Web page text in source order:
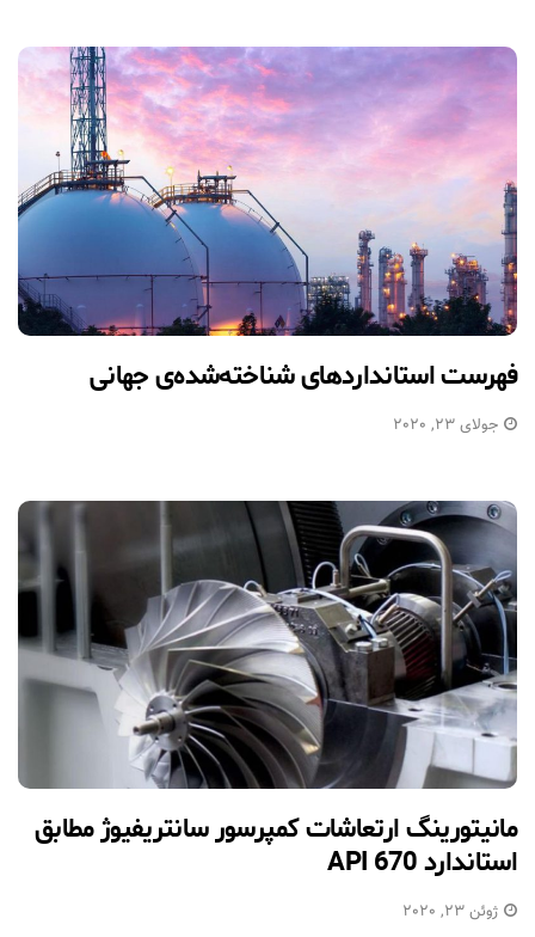
فهرست استانداردهای شناخته‌شده‌ی جهانی
جولای 23, 2020
مانیتورینگ ارتعاشات کمپرسور سانتریفیوژ مطابق
استاندارد API 670
ژوئن 23, 2020